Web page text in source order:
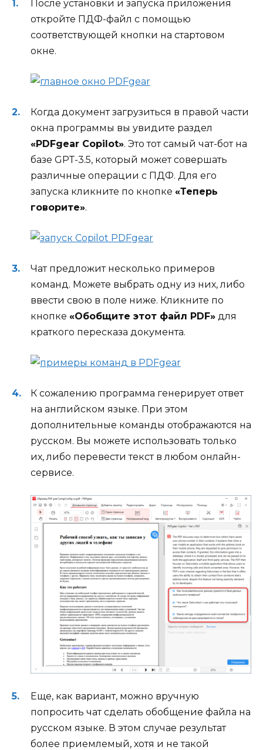
После установки и запуска приложения
откройте ПДФ-файл с помощью
соответствующей кнопки на стартовом
окне.
Когда документ загрузиться в правой части
окна программы вы увидите раздел
«PDFgear Copilot». Это тот самый чат-бот на
базе GPT-3.5, который может совершать
различные операции с ПДФ. Для его
запуска кликните по кнопке «Теперь
говорите».
Чат предложит несколько примеров
команд. Можете выбрать одну из них, либо
ввести свою в поле ниже. Кликните по
кнопке «Обобщите этот файл PDF» для
краткого пересказа документа.
К сожалению программа генерирует ответ
на английском языке. При этом
дополнительные команды отображаются на
русском. Вы можете использовать только
их, либо перевести текст в любом онлайн-
сервисе.
Еще, как вариант, можно вручную
попросить чат сделать обобщение файла на
русском языке. В этом случае результат
более приемлемый, хотя и не такой